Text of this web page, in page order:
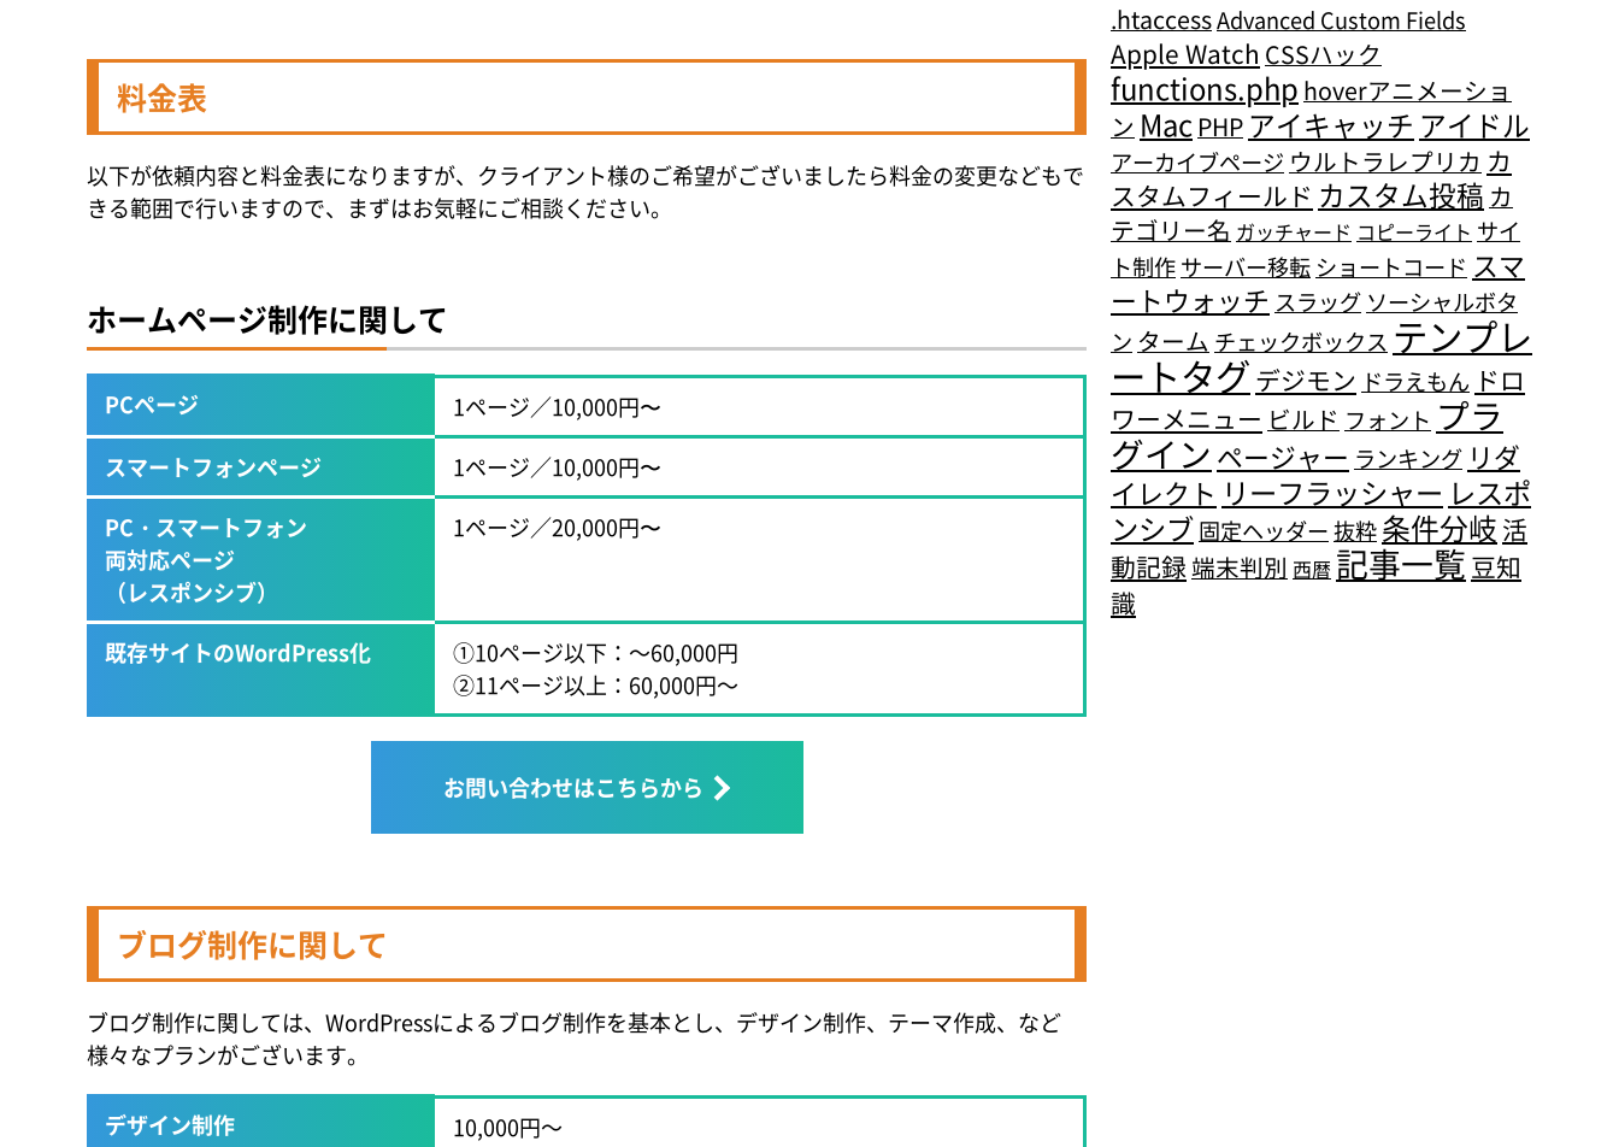
料金表
以下が依頼内容と料金表になりますが、クライアント様のご希望がございましたら料金の変更などもで
きる範囲で行いますので、まずはお気軽にご相談ください。
ホームページ制作に関して
PCページ
1ページ／10,000円〜
スマートフォンページ
1ページ／10,000円〜
PC・スマートフォン
両対応ページ
（レスポンシブ）
1ページ／20,000円〜
既存サイトのWordPress化
①10ページ以下：～60,000円
②11ページ以上：60,000円～
お問い合わせはこちらから
ブログ制作に関して
ブログ制作に関しては、WordPressによるブログ制作を基本とし、デザイン制作、テーマ作成、など
様々なプランがございます。
デザイン制作
10,000円～
.htaccessAdvanced Custom Fields
Apple Watch CSSハック
functions.php hoverアニメーショ
ン Mac PHP アイキャッチ アイドル
アーカイブページ ウルトラレプリカ カ
スタムフィールド カスタム投稿 カ
テゴリー名 ガッチャード コピーライト サイ
ト制作サーバー移転 ショートコード スマ
ートウォッチ スラッグ ソーシャルボタ
ン ターム チェックボックス テンプレ
ートタグ デジモン ドラえもん ドロ
ワーメニュー ビルド フォント プラ
グイン ページャー ランキング リダ
イレクト リーフラッシャー レスポ
ンシブ固定ヘッダー抜粋条件分岐 活
動記録端末判別 西暦 記事一覧 豆知
識